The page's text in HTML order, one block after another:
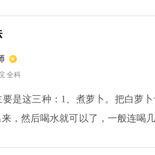
全科
是这三种：1、煮萝卜。把白萝
，然后喝水就可以了，一般连喝